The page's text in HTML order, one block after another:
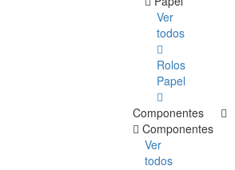
Ver
todos
Rolos
Papel
Componentes
Componentes
Ver
todos